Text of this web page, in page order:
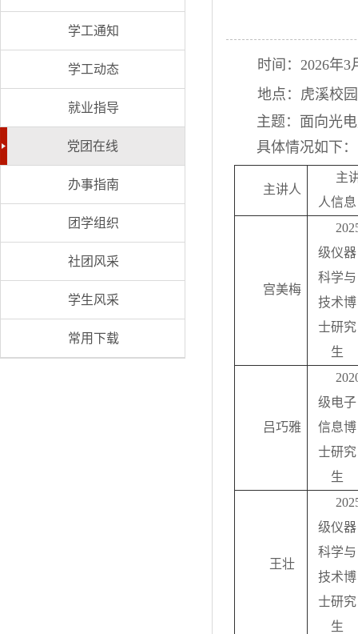
学工通知
学工动态
就业指导
党团在线
办事指南
团学组织
社团风采
学生风采
常用下载
时间：2026年3
地点：虎溪校
主题：面向光
具体情况如下：
主讲人
主
人信息
宫美梅
级仪器
科学与
技术博
士研究
生
吕巧雅
级电子
信息博
士研究
生
王壮
级仪器
科学与
技术博
士研究
生